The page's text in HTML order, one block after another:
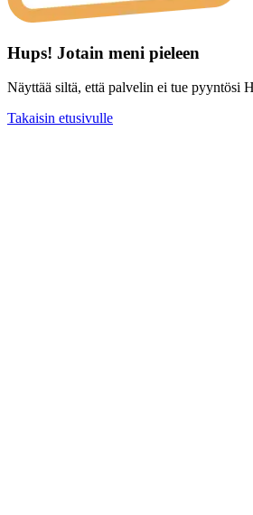
Hups! Jotain meni pieleen
Näyttää siltä, että palvelin ei tue pyyntösi
Takaisin etusivulle